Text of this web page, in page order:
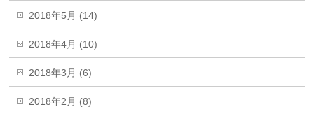
2018年5月 (14)
2018年4月 (10)
2018年3月 (6)
2018年2月 (8)